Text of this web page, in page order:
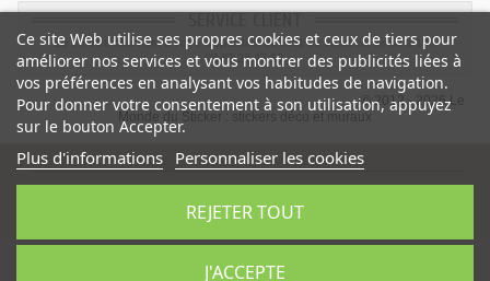
Le service client est a votre disposition du lundi au vendredi de 8h à 17h
09.82.28.47.69.
© 2012 - 2026 Le
Monde du Sticker :
stickers déco et muraux
Sticker soleil multi rayons -Catégorie:Espace
Ce site Web utilise ses propres cookies et ceux de tiers pour
améliorer nos services et vous montrer des publicités liées à
vos préférences en analysant vos habitudes de navigation.
Pour donner votre consentement à son utilisation, appuyez
sur le bouton Accepter.
Plus d'informations Personnaliser les cookies
REJETER TOUT
J'ACCEPTE